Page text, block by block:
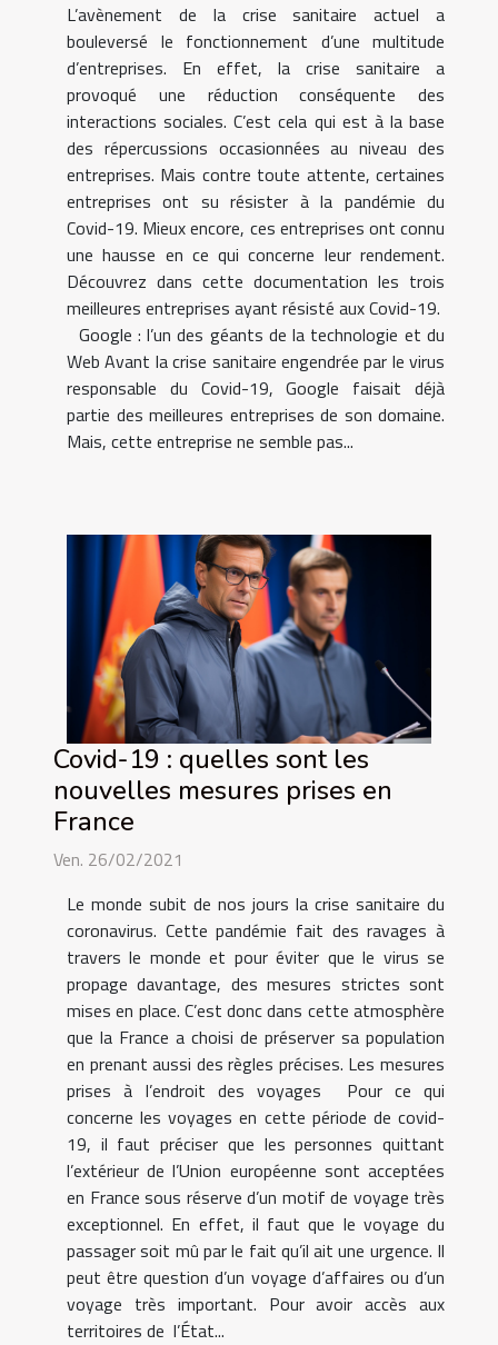
L’avènement de la crise sanitaire actuel a
bouleversé le fonctionnement d’une multitude
d’entreprises. En effet, la crise sanitaire a
provoqué une réduction conséquente des
interactions sociales. C’est cela qui est à la base
des répercussions occasionnées au niveau des
entreprises. Mais contre toute attente, certaines
entreprises ont su résister à la pandémie du
Covid-19. Mieux encore, ces entreprises ont connu
une hausse en ce qui concerne leur rendement.
Découvrez dans cette documentation les trois
meilleures entreprises ayant résisté aux Covid-19.
Google : l’un des géants de la technologie et du
Web Avant la crise sanitaire engendrée par le virus
responsable du Covid-19, Google faisait déjà
partie des meilleures entreprises de son domaine.
Mais, cette entreprise ne semble pas...
Covid-19 : quelles sont les
nouvelles mesures prises en
France
Ven. 26/02/2021
Le monde subit de nos jours la crise sanitaire du
coronavirus. Cette pandémie fait des ravages à
travers le monde et pour éviter que le virus se
propage davantage, des mesures strictes sont
mises en place. C’est donc dans cette atmosphère
que la France a choisi de préserver sa population
en prenant aussi des règles précises. Les mesures
prises à l’endroit des voyages Pour ce qui
concerne les voyages en cette période de covid-
19, il faut préciser que les personnes quittant
l’extérieur de l’Union européenne sont acceptées
en France sous réserve d’un motif de voyage très
exceptionnel. En effet, il faut que le voyage du
passager soit mû par le fait qu’il ait une urgence. Il
peut être question d’un voyage d’affaires ou d’un
voyage très important. Pour avoir accès aux
territoires de l’État...